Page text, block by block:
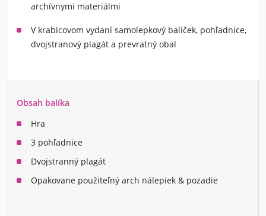
archívnymi materiálmi
V krabicovom vydaní samolepkový balíček, pohľadnice,
dvojstranový plagát a prevratný obal
Obsah balíka
Hra
3 pohľadnice
Dvojstranný plagát
Opakovane použiteľný arch nálepiek & pozadie